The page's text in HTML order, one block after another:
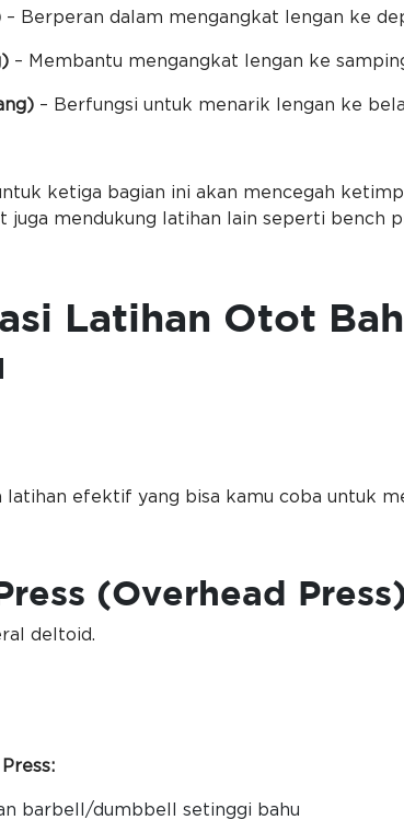
– Berperan dalam mengangkat lengan ke
– Membantu mengangkat lengan ke
– Berfungsi untuk menarik lengan ke
ketiga bagian ini akan mencegah
juga mendukung latihan lain seperti bench
Latihan Otot
latihan efektif yang bisa kamu coba untuk
(Overhead
deltoid.
barbell/dumbbell setinggi bahu